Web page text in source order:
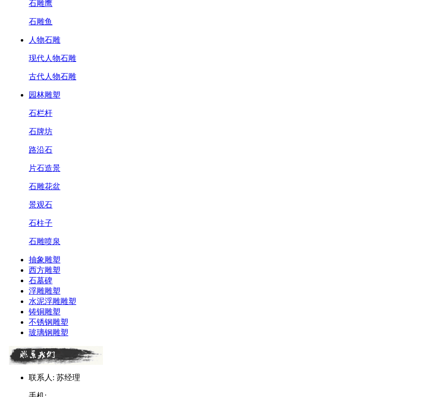
石雕鹰
石雕鱼
人物石雕
现代人物石雕
古代人物石雕
园林雕塑
石栏杆
石牌坊
路沿石
片石造景
石雕花盆
景观石
石柱子
石雕喷泉
抽象雕塑
西方雕塑
石墓碑
浮雕雕塑
水泥浮雕雕塑
铸铜雕塑
不锈钢雕塑
玻璃钢雕塑
联系人: 苏经理